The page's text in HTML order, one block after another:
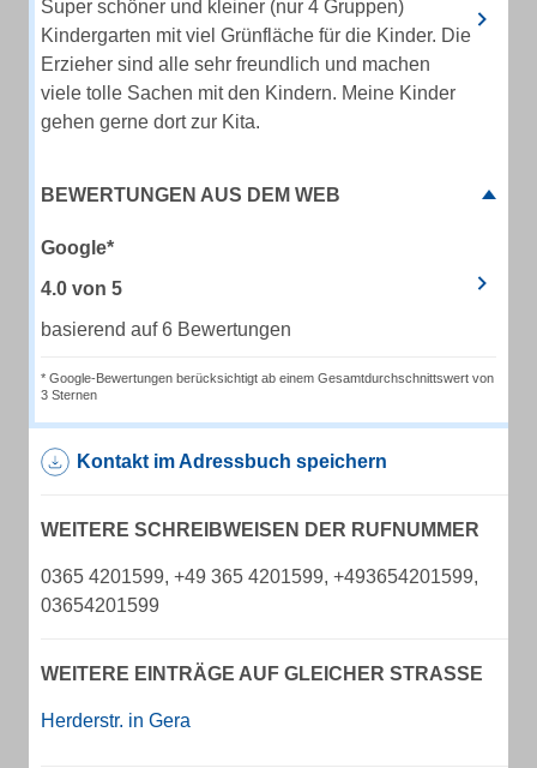
Super schöner und kleiner (nur 4 Gruppen)
Kindergarten mit viel Grünfläche für die Kinder. Die
Erzieher sind alle sehr freundlich und machen
viele tolle Sachen mit den Kindern. Meine Kinder
gehen gerne dort zur Kita.
BEWERTUNGEN AUS DEM WEB
Google*
4.0 von 5
basierend auf 6 Bewertungen
* Google-Bewertungen berücksichtigt ab einem Gesamtdurchschnittswert von
3 Sternen
Kontakt im Adressbuch speichern
WEITERE SCHREIBWEISEN DER RUFNUMMER
0365 4201599, +49 365 4201599, +493654201599,
03654201599
WEITERE EINTRÄGE AUF GLEICHER STRASSE
Herderstr. in Gera